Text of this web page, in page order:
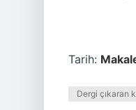
Tarih:
Dergi çıkaran